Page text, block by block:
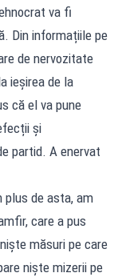
va fi
Din informațiile pe
de nervozitate
ieșirea de la
că el va pune
și
partid. A enervat
plus de asta, am
care a pus
măsuri pe care
niște mizerii pe